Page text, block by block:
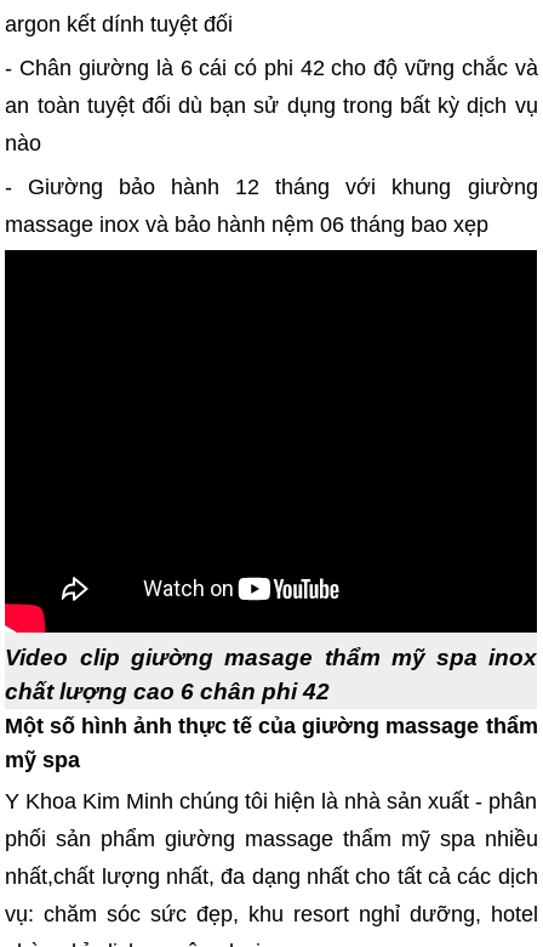
argon kết dính tuyệt đối
- Chân giường là 6 cái có phi 42 cho độ vững chắc và
an toàn tuyệt đối dù bạn sử dụng trong bất kỳ dịch vụ
nào
- Giường bảo hành 12 tháng với khung giường
massage inox và bảo hành nệm 06 tháng bao xẹp
Video clip giường masage thẩm mỹ spa inox
chất lượng cao 6 chân phi 42
Một số hình ảnh thực tế của giường massage thẩm
mỹ spa
Y Khoa Kim Minh chúng tôi hiện là nhà sản xuất - phân
phối sản phẩm giường massage thẩm mỹ spa nhiều
nhất,chất lượng nhất, đa dạng nhất cho tất cả các dịch
vụ: chăm sóc sức đẹp, khu resort nghỉ dưỡng, hotel